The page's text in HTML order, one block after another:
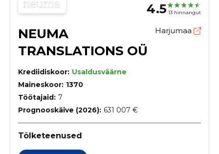
4.5 13 hinnangut
NEUMA
TRANSLATIONS OÜ
Harjumaa
Krediidiskoor: Usaldusväärne
Maineskoor: 1370
Töötajaid: 7
Prognooskäive (2026): 631 007 €
Tõlketeenused